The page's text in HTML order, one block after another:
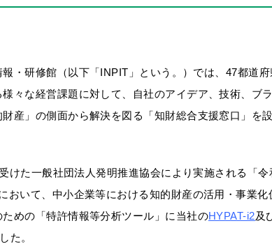
・研修館（以下「INPIT」という。）では、47都道府
々な経営課題に対して、自社のアイデア、技術、ブ
財産」の側面から解決を図る「知財総合支援窓口」を
けた一般社団法人発明推進協会により実施される「令
おいて、中小企業等における知的財産の活用・事業化
めの「特許情報等分析ツール」に当社のHYPAT-i2及
た。